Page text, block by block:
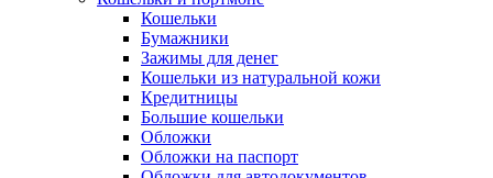
Кошельки
Бумажники
Зажимы для денег
Кошельки из натуральной кожи
Кредитницы
Большие кошельки
Обложки
Обложки на паспорт